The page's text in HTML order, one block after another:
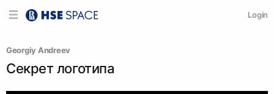
Login
Georgiy Andreev
Секрет логотипа